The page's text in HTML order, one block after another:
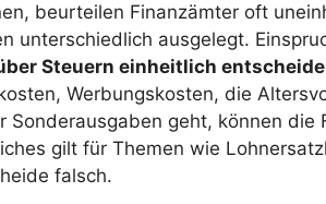
beurteilen Finanzämter oft
unterschiedlich ausgelegt.
Steuern einheitlich
Werbungskosten, die
Sonderausgaben geht, können die
gilt für Themen wie
falsch.